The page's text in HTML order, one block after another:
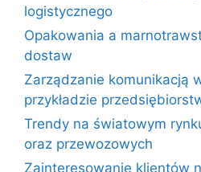
logistycznego
Opakowania a
dostaw
Zarządzanie komunikacją
przykładzie
Trendy na światowym
oraz przewozowych
Zainteresowanie klientów